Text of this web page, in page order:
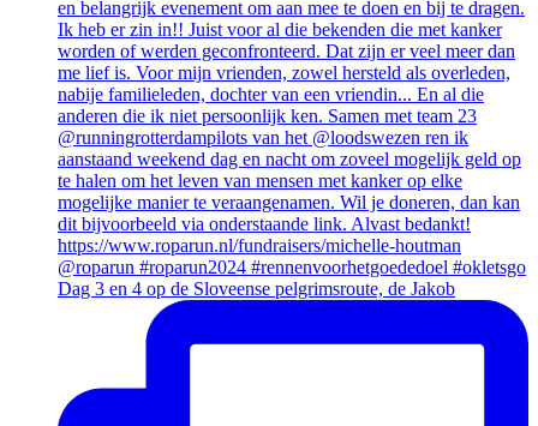
Dag 3 en 4 op de Sloveense pelgrimsroute, de Jakob